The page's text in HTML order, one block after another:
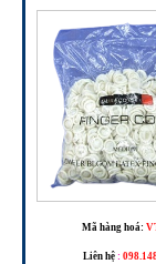
Mã hàng hoá:
Liên hệ :